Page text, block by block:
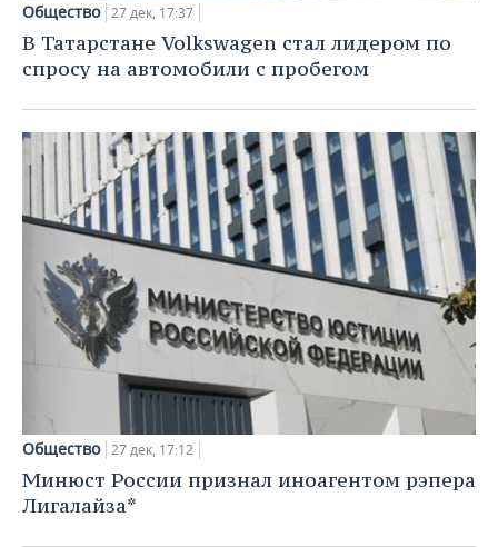
Общество 27 дек, 17:37
В Татарстане Volkswagen стал лидером по
спросу на автомобили с пробегом
Общество 27 дек, 17:12
Минюст России признал иноагентом рэпера
Лигалайза*